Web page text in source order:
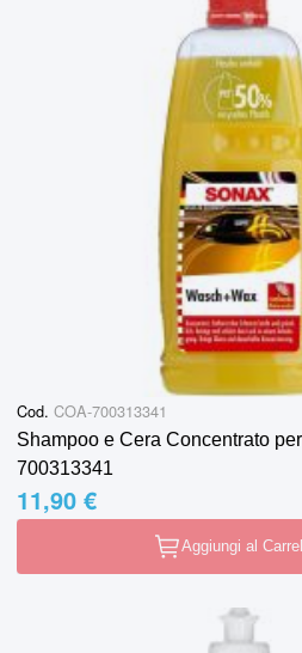
Cod. COA-700313341
Shampoo e Cera Concentrato
700313341
11,90 €
Aggiungi al